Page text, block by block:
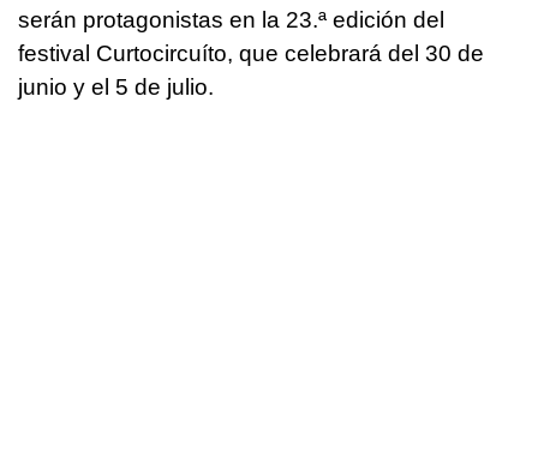
serán protagonistas en la 23.ª edición del
festival Curtocircuíto, que celebrará del 30 de
junio y el 5 de julio.